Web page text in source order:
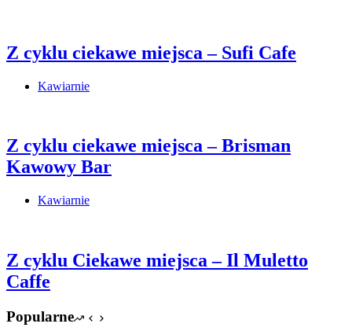
Z cyklu ciekawe miejsca – Sufi Cafe
Kawiarnie
Z cyklu ciekawe miejsca – Brisman
Kawowy Bar
Kawiarnie
Z cyklu Ciekawe miejsca – Il Muletto
Caffe
Popularne